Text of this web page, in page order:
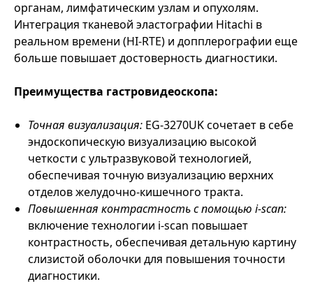
органам, лимфатическим узлам и опухолям.
Интеграция тканевой эластографии Hitachi в
реальном времени (HI-RTE) и допплерографии еще
больше повышает достоверность диагностики.
Преимущества гастровидеоскопа:
Точная визуализация: EG-3270UK сочетает в себе
эндоскопическую визуализацию высокой
четкости с ультразвуковой технологией,
обеспечивая точную визуализацию верхних
отделов желудочно-кишечного тракта.
Повышенная контрастность с помощью i-scan:
включение технологии i-scan повышает
контрастность, обеспечивая детальную картину
слизистой оболочки для повышения точности
диагностики.